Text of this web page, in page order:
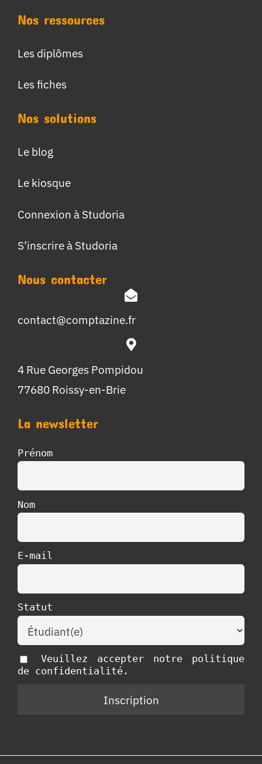
Nos ressources
Les diplômes
Les fiches
Nos solutions
Le blog
Le kiosque
Connexion à Studoria
S’inscrire à Studoria
Nous contacter
contact@comptazine.fr
4 Rue Georges Pompidou
77680 Roissy-en-Brie
La newsletter
Prénom
Nom
E-mail
Statut
Veuillez accepter notre politique
de confidentialité.